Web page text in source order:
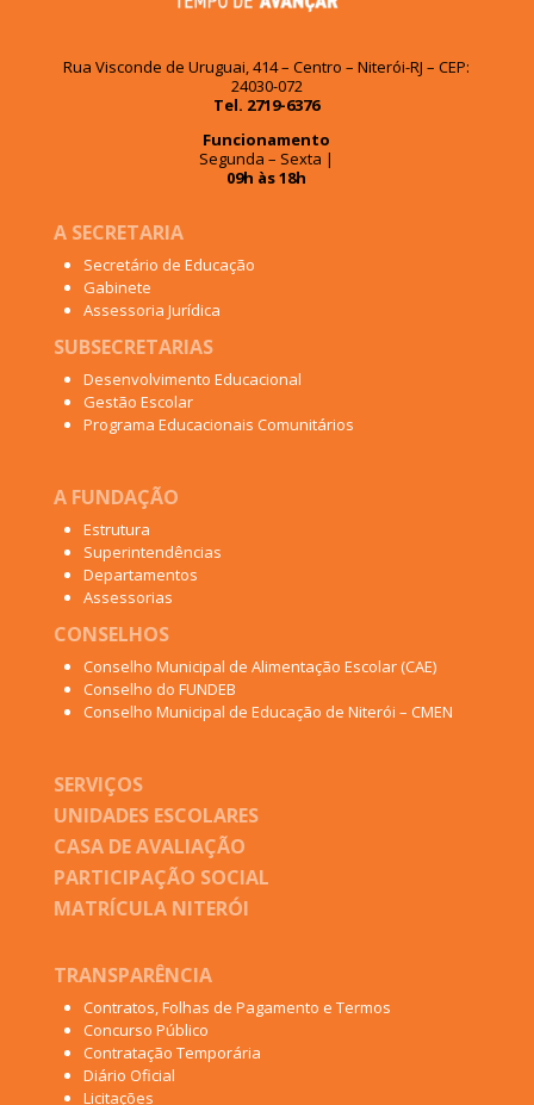
Rua Visconde de Uruguai, 414 – Centro – Niterói-RJ – CEP:
24030-072
Tel. 2719-6376
Funcionamento
Segunda – Sexta |
09h às 18h
A SECRETARIA
Secretário de Educação
Gabinete
Assessoria Jurídica
SUBSECRETARIAS
Desenvolvimento Educacional
Gestão Escolar
Programa Educacionais Comunitários
A FUNDAÇÃO
Estrutura
Superintendências
Departamentos
Assessorias
CONSELHOS
Conselho Municipal de Alimentação Escolar (CAE)
Conselho do FUNDEB
Conselho Municipal de Educação de Niterói – CMEN
SERVIÇOS
UNIDADES ESCOLARES
CASA DE AVALIAÇÃO
PARTICIPAÇÃO SOCIAL
MATRÍCULA NITERÓI
TRANSPARÊNCIA
Contratos, Folhas de Pagamento e Termos
Concurso Público
Contratação Temporária
Diário Oficial
Licitações